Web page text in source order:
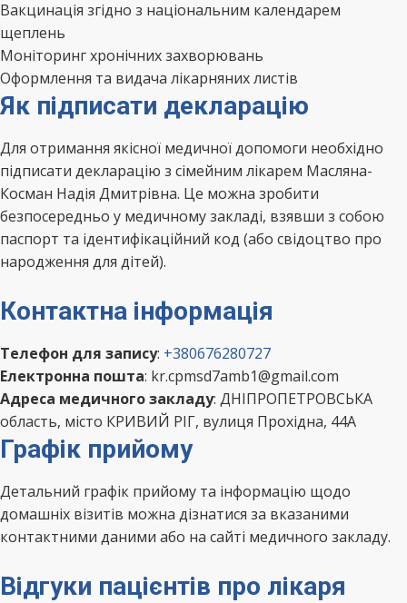
Вакцинація згідно з національним календарем
щеплень
Моніторинг хронічних захворювань
Оформлення та видача лікарняних листів
Як підписати декларацію
Для отримання якісної медичної допомоги необхідно
підписати декларацію з сімейним лікарем Масляна-
Косман Надія Дмитрівна. Це можна зробити
безпосередньо у медичному закладі, взявши з собою
паспорт та ідентифікаційний код (або свідоцтво про
народження для дітей).
Контактна інформація
Телефон для запису: +380676280727
Електронна пошта: kr.cpmsd7amb1@gmail.com
Адреса медичного закладу: ДНІПРОПЕТРОВСЬКА
область, місто КРИВИЙ РІГ, вулиця Прохідна, 44А
Графік прийому
Детальний графік прийому та інформацію щодо
домашніх візитів можна дізнатися за вказаними
контактними даними або на сайті медичного закладу.
Відгуки пацієнтів про лікаря